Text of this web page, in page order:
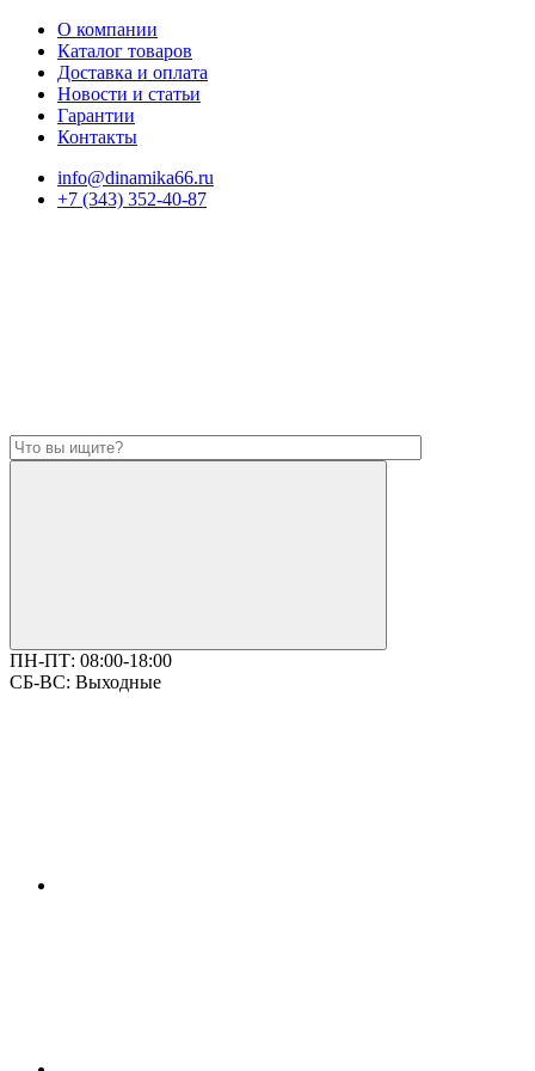
О компании
Каталог товаров
Доставка и оплата
Новости и статьи
Гарантии
Контакты
info@dinamika66.ru
+7 (343) 352-40-87
ПН-ПТ: 08:00-18:00
СБ-ВС: Выходные